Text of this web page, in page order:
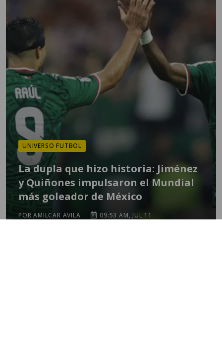
UNIVERSO FUTBOL
La dupla que hizo historia: Jiménez
y Quiñones impulsaron el Mundial
más goleador de México
POR AMILCAR AVILA 09:53 AM, JUL 11